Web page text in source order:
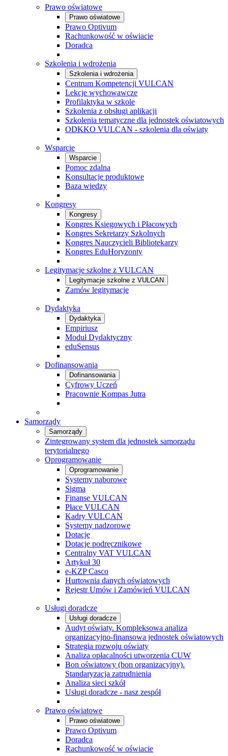
Prawo oświatowe
Prawo oświatowe
Prawo Optivum
Rachunkowość w oświacie
Doradca
Szkolenia i wdrożenia
Szkolenia i wdrożenia
Centrum Kompetencji VULCAN
Lekcje wychowawcze
Profilaktyka w szkole
Szkolenia z obsługi aplikacji
Szkolenia tematyczne dla jednostek oświatowych
ODKKO VULCAN - szkolenia dla oświaty
Wsparcie
Wsparcie
Pomoc zdalna
Konsultacje produktowe
Baza wiedzy
Kongresy
Kongresy
Kongres Księgowych i Płacowych
Kongres Sekretarzy Szkolnych
Kongres Nauczycieli Bibliotekarzy
Kongres EduHoryzonty
Legitymacje szkolne z VULCAN
Legitymacje szkolne z VULCAN
Zamów legitymacje
Dydaktyka
Dydaktyka
Empiriusz
Moduł Dydaktyczny
eduSensus
Dofinansowania
Dofinansowania
Cyfrowy Uczeń
Pracownie Kompas Jutra
Samorządy
Samorządy
Zintegrowany system dla jednostek samorządu
terytorialnego
Oprogramowanie
Oprogramowanie
Systemy naborowe
Sigma
Finanse VULCAN
Płace VULCAN
Kadry VULCAN
Systemy nadzorowe
Dotacje
Dotacje podręcznikowe
Centralny VAT VULCAN
Artykuł 30
e-KZP Casco
Hurtownia danych oświatowych
Rejestr Umów i Zamówień VULCAN
Usługi doradcze
Usługi doradcze
Audyt oświaty. Kompleksowa analiza
organizacyjno-finansowa jednostek oświatowych
Strategia rozwoju oświaty
Analiza opłacalności utworzenia CUW
Bon oświatowy (bon organizacyjny).
Standaryzacja zatrudnienia
Analiza sieci szkół
Usługi doradcze - nasz zespół
Prawo oświatowe
Prawo oświatowe
Prawo Optivum
Doradca
Rachunkowość w oświacie